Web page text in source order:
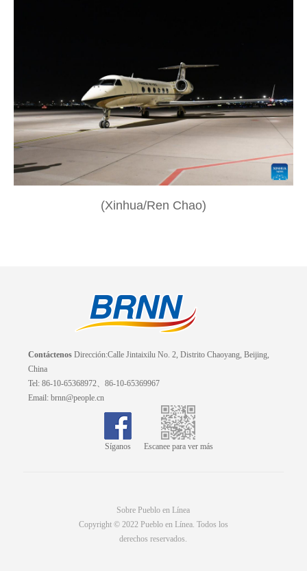
(Xinhua/Ren Chao)
Contáctenos Dirección:Calle Jintaixilu No. 2, Distrito Chaoyang, Beijing,
China
Tel: 86-10-65368972、86-10-65369967
Email: brnn@people.cn
Síganos Escanee para ver más
Sobre Pueblo en Línea
Copyright © 2022 Pueblo en Línea. Todos los
derechos reservados.